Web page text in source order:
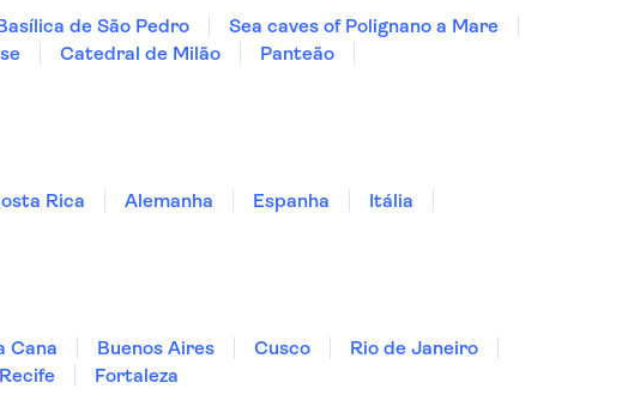
de São Pedro
Sea caves of Polignano a Mare
Catedral de Milão
Panteão
Rica Alemanha Espanha
Itália
Cana Buenos Aires Cusco
Rio de Janeiro
Recife
Fortaleza